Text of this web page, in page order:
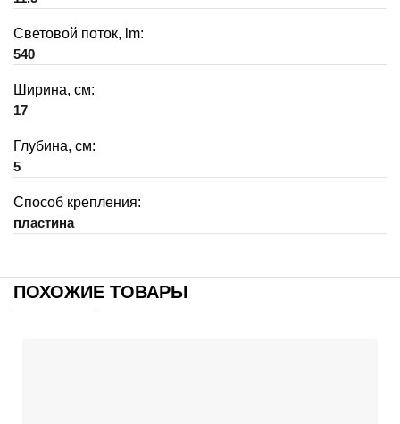
Световой поток, lm:
540
Ширина, см:
17
Глубина, см:
5
Способ крепления:
пластина
ПОХОЖИЕ ТОВАРЫ